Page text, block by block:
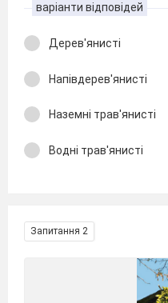
варіанти відповідей
Дерев'янисті
Напівдерев'янисті
Наземні трав'янисті
Водні трав'янисті
Запитання 2